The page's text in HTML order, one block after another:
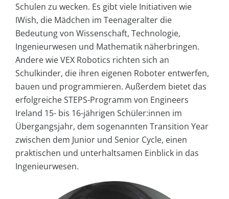
Schulen zu wecken. Es gibt viele Initiativen wie
IWish, die Mädchen im Teenageralter die
Bedeutung von Wissenschaft, Technologie,
Ingenieurwesen und Mathematik näherbringen.
Andere wie VEX Robotics richten sich an
Schulkinder, die ihren eigenen Roboter entwerfen,
bauen und programmieren. Außerdem bietet das
erfolgreiche STEPS-Programm von Engineers
Ireland 15- bis 16-jährigen Schüler:innen im
Übergangsjahr, dem sogenannten Transition Year
zwischen dem Junior und Senior Cycle, einen
praktischen und unterhaltsamen Einblick in das
Ingenieurwesen.